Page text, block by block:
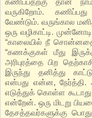
கணிப்பதற்கு தான்
வருகிறோம்.
வேண்டும். வருங்கால
ஒரு வழிகாட்டி.
“காலையில் நீ சொன்னதை
“கணக்குகள் மீது
அரிபுரத்தை பிற
இருந்து தனித்து
என்பது என்ன,
எடுத்துக் கொள்ள
என்றேன். ஒரு மிடறு
தேசத்தவர்களுக்கு